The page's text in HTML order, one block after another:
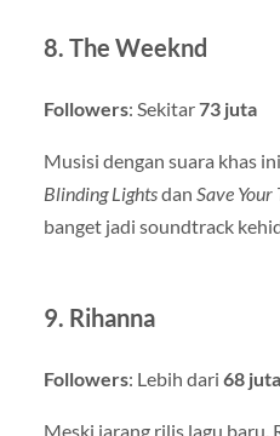
8. The Weeknd
Followers: Sekitar73 juta
Musisi dengan suara khas
Blinding Lightsdan Save Your
banget jadi soundtrack
9. Rihanna
Followers: Lebih dari 68 juta
Meski jarang rilis lagu baru,